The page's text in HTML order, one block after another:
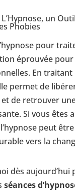
un
Phobies
pour
éprouvée
En traitant
permet de
de retrouver
Si vous êtes
peut
vers la
dès aujourd’hui
séances